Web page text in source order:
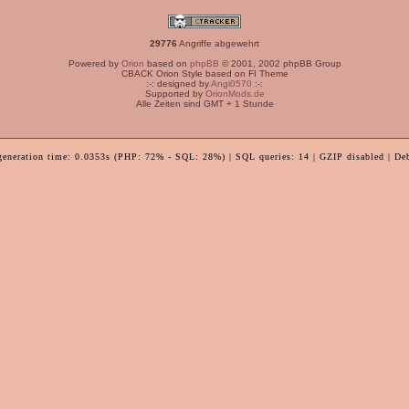
29776 Angriffe abgewehrt
Powered by Orion based on phpBB © 2001, 2002 phpBB Group
CBACK Orion Style based on FI Theme
:-: designed byAngi0570 :-:
Supported by OrionMods.de
Alle Zeiten sind GMT + 1 Stunde
time: 0.0353s (PHP: 72% - SQL: 28%) | SQL queries: 14 | GZIP disabled |